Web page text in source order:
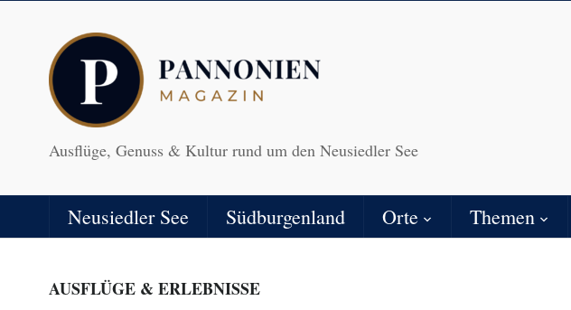
Ausflüge, Genuss & Kultur rund um den Neusiedler See
Neusiedler See Südburgenland Orte Themen
AUSFLÜGE & ERLEBNISSE